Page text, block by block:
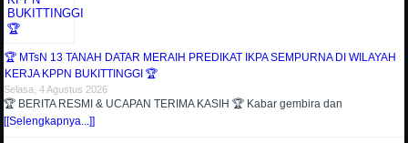
🏆 MTsN 13 TANAH DATAR MERAIH PREDIKAT IKPA SEMPURNA DI WILAYAH
KERJA KPPN BUKITTINGGI 🏆
Selasa, 4 Agustus 2026
🏆 BERITA RESMI & UCAPAN TERIMA KASIH 🏆 Kabar gembira dan
[[Selengkapnya...]]